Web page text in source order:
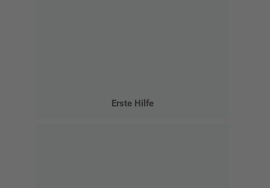
Erste Hilfe